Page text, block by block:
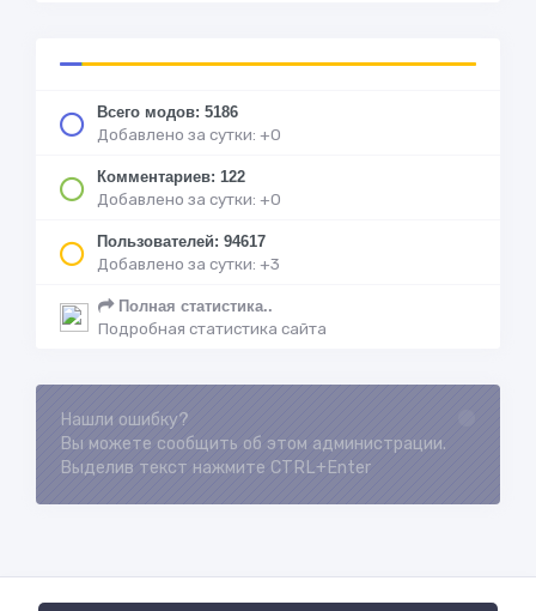
Всего модов: 5186
Добавлено за сутки: +0
Комментариев: 122
Добавлено за сутки: +0
Пользователей: 94617
Добавлено за сутки: +3
Полная статистика..
Подробная статистика сайта
Нашли ошибку?
Вы можете сообщить об этом администрации.
Выделив текст нажмите CTRL+Enter